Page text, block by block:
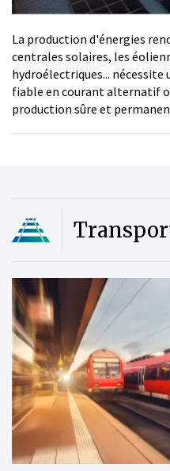
La production d'énergies
centrales solaires, les
hydroélectriques...
fiable en courant alternatif
production sûre et